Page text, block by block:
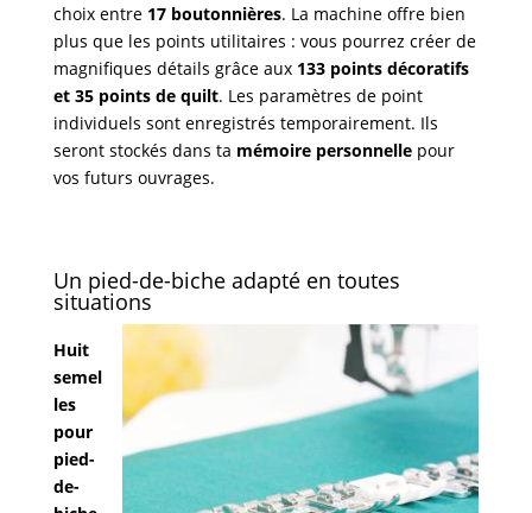
choix entre 17 boutonnières. La machine offre bien
plus que les points utilitaires : vous pourrez créer de
magnifiques détails grâce aux 133 points décoratifs
et 35 points de quilt. Les paramètres de point
individuels sont enregistrés temporairement. Ils
seront stockés dans ta mémoire personnellepour
vos futurs ouvrages.
Un pied-de-biche adapté en toutes
situations
Huit
semel
les
pour
pied-
de-